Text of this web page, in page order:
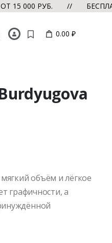
000 РУБ. // БЕСПЛАТНАЯ
0.00 ₽
объём и лёгкое
графичности, а